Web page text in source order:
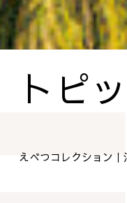
トピ
えべつコレクション